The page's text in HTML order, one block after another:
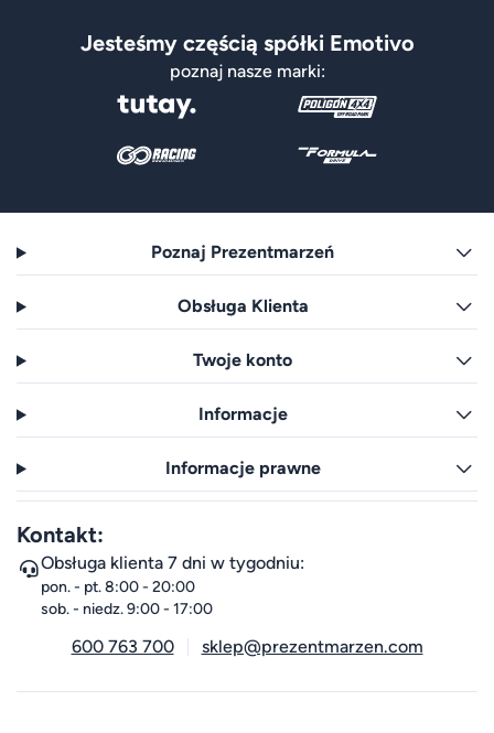
Jesteśmy częścią spółki Emotivo
poznaj nasze marki:
Poznaj Prezentmarzeń
Obsługa Klienta
Twoje konto
Informacje
Informacje prawne
Kontakt:
Obsługa klienta 7 dni w tygodniu:
pon. - pt. 8:00 - 20:00
sob. - niedz. 9:00 - 17:00
600 763 700 sklep@prezentmarzen.com